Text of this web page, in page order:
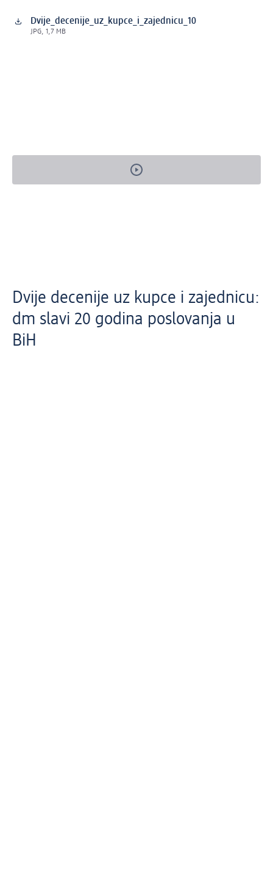
Dvije_decenije_uz_kupce_i_zajednicu_10
JPG, 1,7 MB
Dvije decenije uz kupce i zajednicu:
dm slavi 20 godina poslovanja u
BiH